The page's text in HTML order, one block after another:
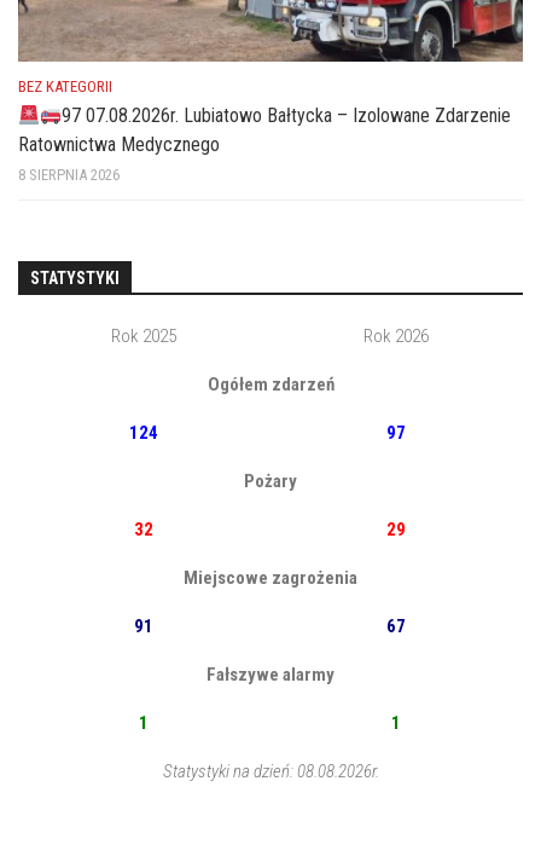
BEZ KATEGORII
97 07.08.2026r. Lubiatowo Bałtycka – Izolowane Zdarzenie
Ratownictwa Medycznego
8 SIERPNIA 2026
STATYSTYKI
Rok 2025 Rok 2026
Ogółem zdarzeń
124 97
Pożary
32 29
Miejscowe zagrożenia
91 67
Fałszywe alarmy
1 1
Statystyki na dzień: 08.08.2026r.